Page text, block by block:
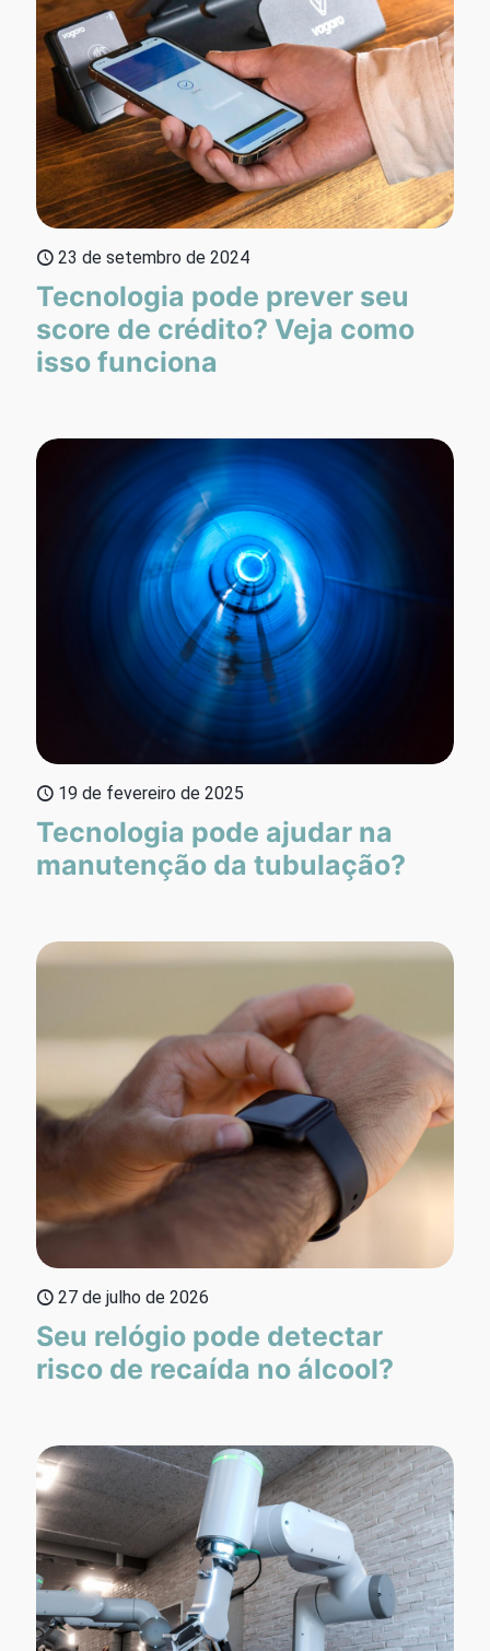
23 de setembro de 2024
Tecnologia pode prever seu
score de crédito? Veja como
isso funciona
19 de fevereiro de 2025
Tecnologia pode ajudar na
manutenção da tubulação?
27 de julho de 2026
Seu relógio pode detectar
risco de recaída no álcool?